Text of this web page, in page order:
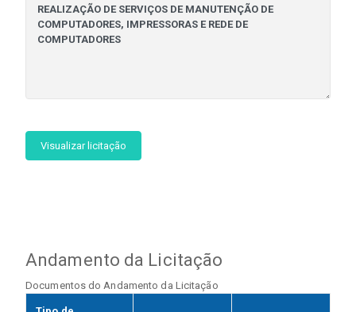
Visualizar licitação
Andamento da Licitação
Documentos do Andamento da Licitação